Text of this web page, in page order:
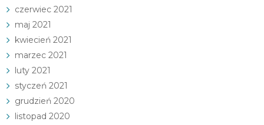
czerwiec 2021
maj 2021
kwiecień 2021
marzec 2021
luty 2021
styczeń 2021
grudzień 2020
listopad 2020